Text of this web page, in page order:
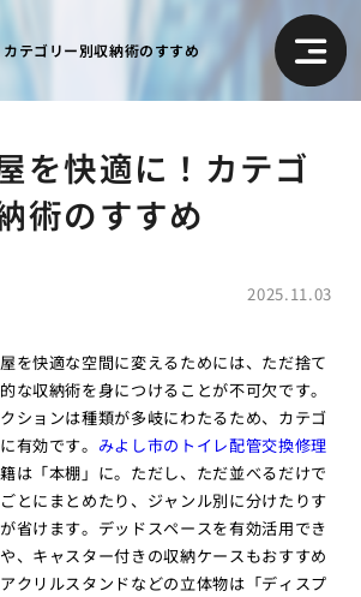
テゴリー別収納術のすすめ
を快適に！カテゴ
術のすすめ
2025.11.03
を快適な空間に変えるためには、ただ捨て
な収納術を身につけることが不可欠です。
ションは種類が多岐にわたるため、カテゴ
有効です。 みよし市のトイレ配管交換修理
は「本棚」に。ただし、ただ並べるだけで
とにまとめたり、ジャンル別に分けたりす
省けます。デッドスペースを有効活用でき
、キャスター付きの収納ケースもおすすめ
クリルスタンドなどの立体物は「ディスプ